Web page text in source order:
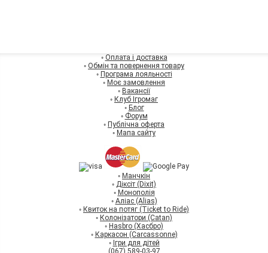
◦ Оплата і доставка
◦ Обмін та повернення товару
◦ Програма лояльності
◦ Моє замовлення
◦ Вакансії
◦ Клуб Ігромаг
◦ Блог
◦ Форум
◦ Публічна оферта
◦ Мапа сайту
◦ Манчкін
◦ Діксіт (Dixit)
◦ Монополія
◦ Аліас (Alias)
◦ Квиток на потяг (Ticket to Ride)
◦ Колонізатори (Catan)
◦ Hasbro (Хасбро)
◦ Каркасон (Carcassonne)
◦ Ігри для дітей
(067) 589-03-97